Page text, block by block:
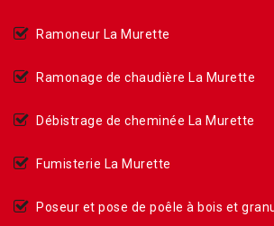
Ramoneur La Murette
Ramonage de chaudière La Murette
Débistrage de cheminée La Murette
Fumisterie La Murette
Poseur et pose de poêle à bois et